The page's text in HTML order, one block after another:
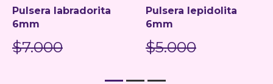
Pulsera labradorita
6mm
$7.000
Pulsera lepidolita
6mm
$5.000